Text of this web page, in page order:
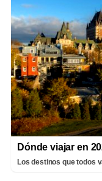
Dónde viajar en
Los destinos que todos